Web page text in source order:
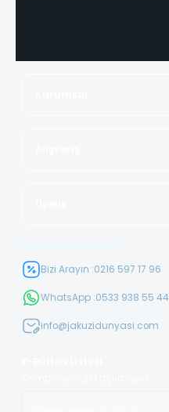
Bizi Arayın :0216 597 17 96
WhatsApp :0533 938 55 44
info@jakuzidunyasi.com